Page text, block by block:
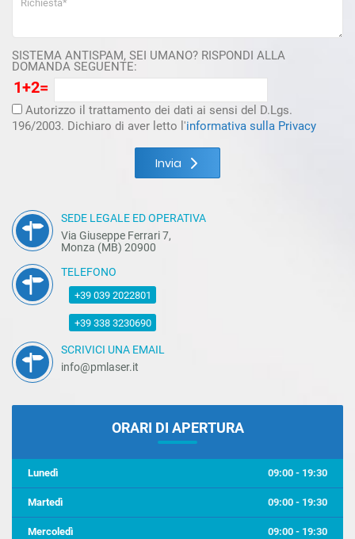
SISTEMA ANTISPAM, SEI UMANO? RISPONDI ALLA
DOMANDA SEGUENTE:
1+2=
Autorizzo il trattamento dei dati ai sensi del D.Lgs.
196/2003. Dichiaro di aver letto l'informativa sulla Privacy
Invia
SEDE LEGALE ED OPERATIVA
Via Giuseppe Ferrari 7,
Monza (MB) 20900
TELEFONO
+39 039 2022801
+39 338 3230690
SCRIVICI UNA EMAIL
info@pmlaser.it
ORARI DI APERTURA
Lunedì 09:00 - 19:30
Martedì 09:00 - 19:30
Mercoledì 09:00 - 19:30